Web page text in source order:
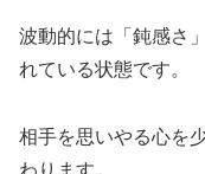
波動的には「鈍感さ
れている状態です。
相手を思いやる心を